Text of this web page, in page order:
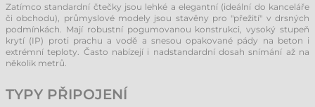
Zatímco standardní čtečky jsou lehké a elegantní (ideální do kanceláře
či obchodu), průmyslové modely jsou stavěny pro "přežití" v drsných
podmínkách. Mají robustní pogumovanou konstrukci, vysoký stupeň
krytí (IP) proti prachu a vodě a snesou opakované pády na beton i
extrémní teploty. Často nabízejí i nadstandardní dosah snímání až na
několik metrů.
TYPY PŘIPOJENÍ